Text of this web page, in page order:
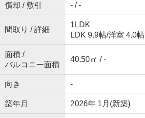
償却 / 敷引 - / -
間取り / 詳細
1LDK
LDK 9.9帖/洋室 4.0帖
面積 /
バルコニー面積
40.50㎡ / -
向き -
築年月 2026年 1月(新築)